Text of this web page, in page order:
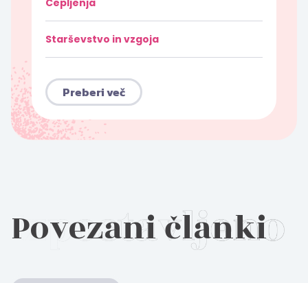
Starševstvo in vzgoja
Preberi več
Povezani članki